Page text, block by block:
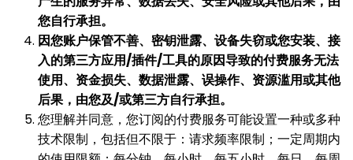
您自行承担。
因您账户保管不善、密钥泄露、设备失窃或您安装、接
入的第三方应用/插件/工具的原因导致的付费服务无法
使用、资金损失、数据泄露、误操作、资源滥用或其他
后果，由您及/或第三方自行承担。
您理解并同意，您订阅的付费服务可能设置一种或多种
技术限制，包括但不限于：请求频率限制；一定周期内